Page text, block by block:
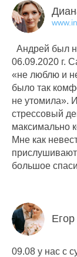
Андрей был
06.09.2020 г.
«не люблю и
было так
не утомила».
стрессовый
максимально
Мне как
большое
09.08 у нас с